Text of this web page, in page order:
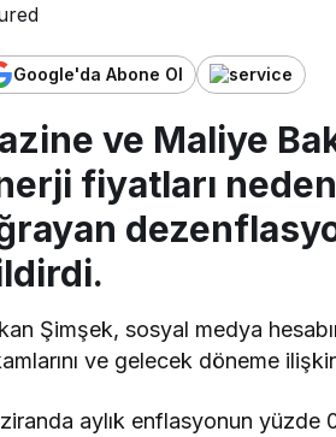
Google'da Abone Ol
ve Maliye
fiyatları
Şimşek, sosyal medya
ve gelecek döneme
aylık enflasyonun yüzde